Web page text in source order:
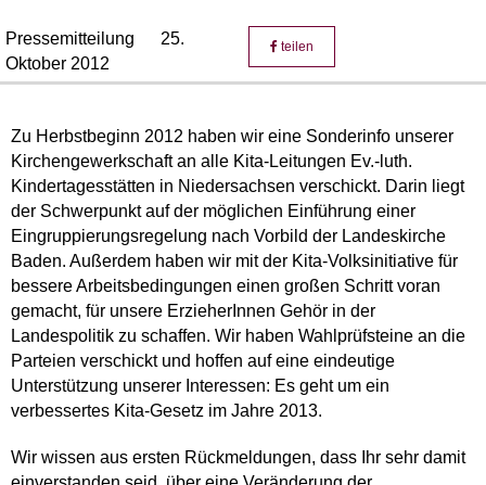
Pressemitteilung
25.
Oktober 2012
teilen
Zu Herbstbeginn 2012 haben wir eine Sonderinfo unserer
Kirchengewerkschaft an alle Kita-Leitungen Ev.-luth.
Kindertagesstätten in Niedersachsen verschickt. Darin liegt
der Schwerpunkt auf der möglichen Einführung einer
Eingruppierungsregelung nach Vorbild der Landeskirche
Baden. Außerdem haben wir mit der Kita-Volksinitiative für
bessere Arbeitsbedingungen einen großen Schritt voran
gemacht, für unsere ErzieherInnen Gehör in der
Landespolitik zu schaffen. Wir haben Wahlprüfsteine an die
Parteien verschickt und hoffen auf eine eindeutige
Unterstützung unserer Interessen: Es geht um ein
verbessertes Kita-Gesetz im Jahre 2013.
Wir wissen aus ersten Rückmeldungen, dass Ihr sehr damit